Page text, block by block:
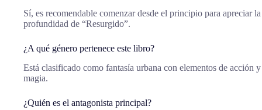
Sí, es recomendable comenzar desde el principio para apreciar la
profundidad de “Resurgido”.
¿A qué género pertenece este libro?
Está clasificado como fantasía urbana con elementos de acción y
magia.
¿Quién es el antagonista principal?